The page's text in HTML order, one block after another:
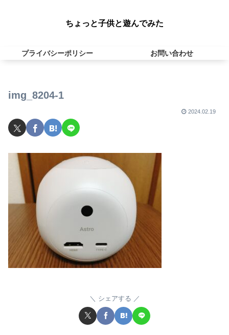
ちょっと子供と遊んでみた
プライバシーポリシー お問い合わせ
img_8204-1
2024.02.19
シェアする